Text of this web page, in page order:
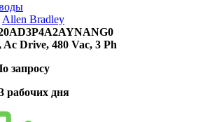
Allen Bradley
Ac Drive, 480 Vac, 3 Ph
запросу
рабочих дня